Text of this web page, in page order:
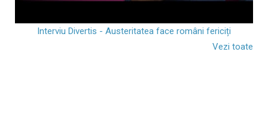
Interviu Divertis - Austeritatea face români fericiți
Vezi toate